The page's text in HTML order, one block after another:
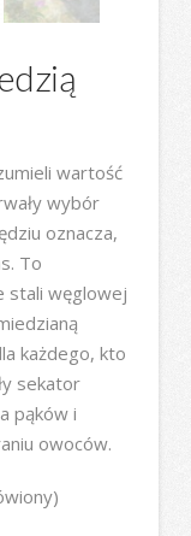
wartość
wybór
oznacza,
To
stali węglowej
każdego, kto
sekator
pąków i
owoców.